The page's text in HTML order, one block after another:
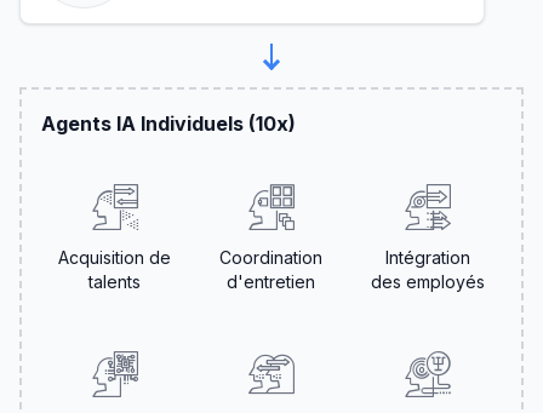
Agents IA Individuels (10x)
Acquisition de
talents
Coordination
d'entretien
Intégration
des employés